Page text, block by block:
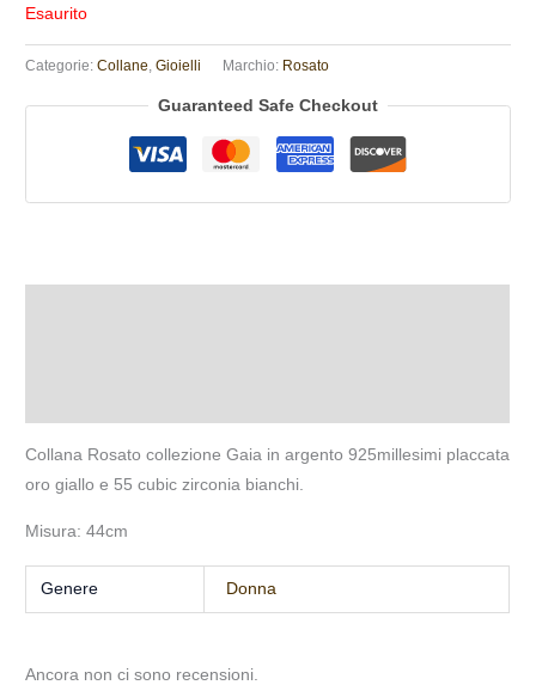
89,00 €.
80,00 €.
Esaurito
Categorie:Collane,Gioielli Marchio: Rosato
Guaranteed Safe Checkout
Collana Rosato collezione Gaia in argento 925millesimi placcata
oro giallo e 55 cubic zirconia bianchi.
Misura: 44cm
Genere Donna
Ancora non ci sono recensioni.